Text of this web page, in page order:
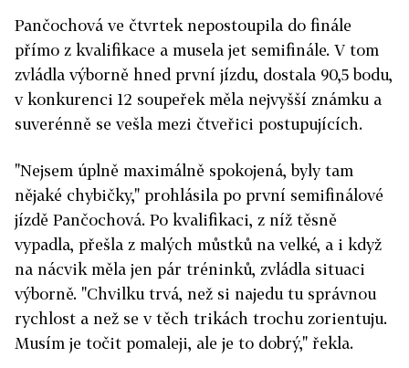
Pančochová ve čtvrtek nepostoupila do finále
přímo z kvalifikace a musela jet semifinále. V tom
zvládla výborně hned první jízdu, dostala 90,5 bodu,
v konkurenci 12 soupeřek měla nejvyšší známku a
suverénně se vešla mezi čtveřici postupujících.
"Nejsem úplně maximálně spokojená, byly tam
nějaké chybičky," prohlásila po první semifinálové
jízdě Pančochová. Po kvalifikaci, z níž těsně
vypadla, přešla z malých můstků na velké, a i když
na nácvik měla jen pár tréninků, zvládla situaci
výborně. "Chvilku trvá, než si najedu tu správnou
rychlost a než se v těch trikách trochu zorientuju.
Musím je točit pomaleji, ale je to dobrý," řekla.